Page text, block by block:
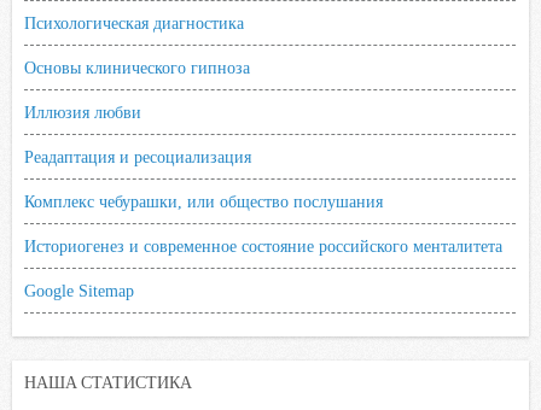
Психологическая диагностика
Основы клинического гипноза
Иллюзия любви
Реадаптация и ресоциализация
Комплекс чебурашки, или общество послушания
Историогенез и современное состояние российского менталитета
Google Sitemap
НАША СТАТИСТИКА